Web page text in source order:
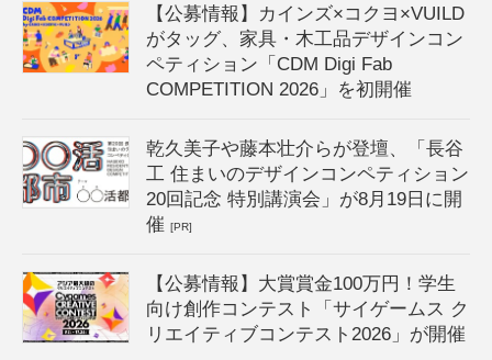
【公募情報】カインズ×コクヨ×VUILD
がタッグ、家具・木工品デザインコン
ペティション「CDM Digi Fab
COMPETITION 2026」を初開催
乾久美子や藤本壮介らが登壇、「長谷
工 住まいのデザインコンペティション
20回記念 特別講演会」が8月19日に開
催[PR]
【公募情報】大賞賞金100万円！学生
向け創作コンテスト「サイゲームス ク
リエイティブコンテスト2026」が開催